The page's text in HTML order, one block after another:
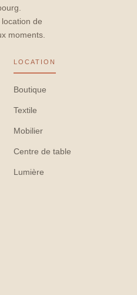
de
moments.
LOCATION
Boutique
Textile
Mobilier
Centre de table
Lumière